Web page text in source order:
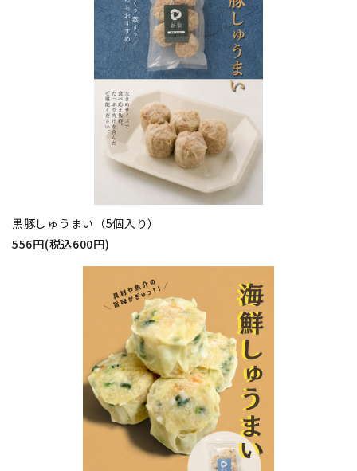
黒豚しゅうまい（5個入り）
556円(税込600円)